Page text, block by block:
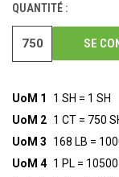
QUANTITÉ :
SE
UoM 1
1 SH = 1 SH
UoM 2 1 CT = 750
UoM 3
168 LB =
UoM 4 1 PL = 10500